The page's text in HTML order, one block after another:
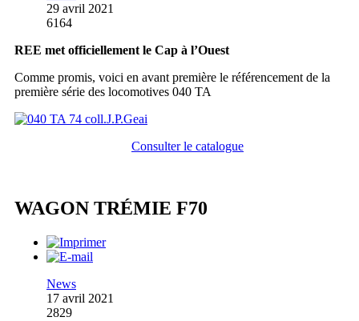
29 avril 2021
6164
REE met officiellement le Cap à l’Ouest
Comme promis, voici en avant première le référencement de la
première série des locomotives 040 TA
Consulter le catalogue
WAGON TRÉMIE F70
News
17 avril 2021
2829